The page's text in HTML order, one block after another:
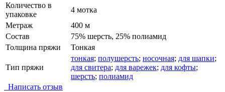
Количество в
упаковке
4 мотка
Метраж
400 м
Состав
75% шерсть, 25% полиамид
Толщина пряжи
Тонкая
Тип пряжи
тонкая; полушерсть; носочная; для шапки;
для свитера; для варежек; для кофты;
шерсть; полиамид
Написать отзыв